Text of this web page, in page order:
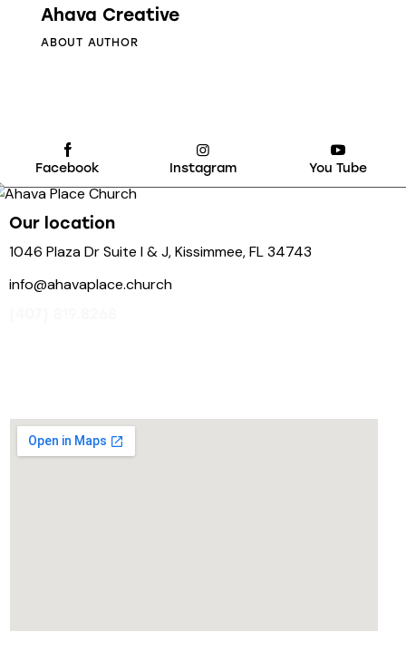
Ahava Creative
ABOUT AUTHOR
Facebook Instagram You Tube
Our location
1046 Plaza Dr Suite I & J, Kissimmee, FL 34743
info@ahavaplace.church